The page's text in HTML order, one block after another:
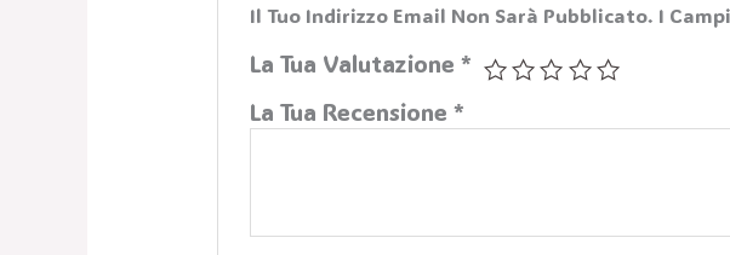
Il Tuo Indirizzo Email Non Sarà Pubblicato. I
La Tua Valutazione*
La Tua Recensione*